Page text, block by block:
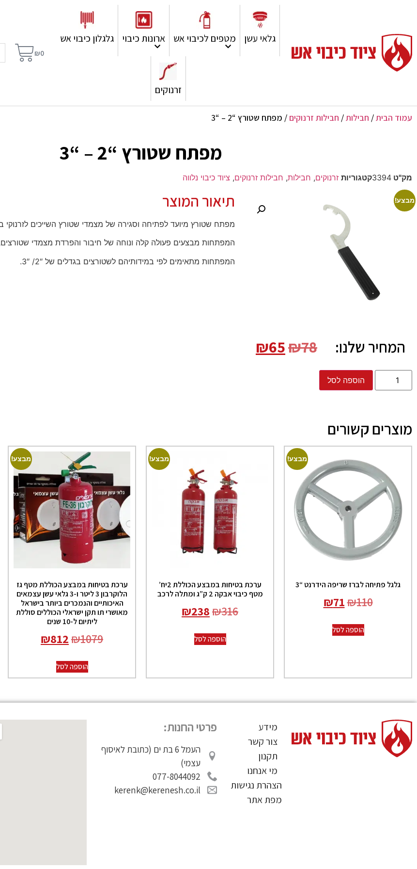
גלאי עשן מטפים לכיבוי אש ארונות כיבוי גלגלון כיבוי אש
זרנוקים
₪0
עמוד הבית/ חבילות/ חבילות זרנוקים / מפתח שטורץ “2 – “3
מפתח שטורץ “2 – “3
מק"ט 3394קטגוריות זרנוקים, חבילות, חבילות זרנוקים, ציוד כיבוי נלווה
מבצע!
המחיר שלנו: ₪78
₪65
הוספה לסל
תיאור המוצר
מפתח שטורץ מיועד לפתיחה וסגירה של מצמדי שטורץ השייכים לזרנוקי בד 2”/
המפתחות מבצעים פעולה קלה ונוחה של חיבור והפרדת מצמדי
המפתחות מתאימים לפי במידותיהם לשטורצים בגדלים של 2″/ 3″.
מוצרים קשורים
מבצע!
גלגל פתיחה לברז שריפה הידרנט “3
₪110
₪71
הוספה לסל
מבצע!
ערכת בטיחות במבצע הכוללת 2יח’
מטף כיבוי אבקה 2 ק”ג ומתלה לרכב
₪316
₪238
הוספה לסל
מבצע!
ערכת בטיחות במבצע הכוללת מטף גז
הלוקרבון 3 ליטר ו-3 גלאי עשן עצמאים
האיכותיים והנמכרים ביותר בישראל
מאושרי תו תקן ישראלי הכוללים סוללת
ליתיום ל-10 שנים
₪1079
₪812
הוספה לסל
מידע
צור קשר
תקנון
מי אנחנו
הצהרת נגישות
מפת אתר
פרטי החנות:
העמל 6 בת ים (כתובת לאיסוף
עצמי)
077-8044092
kerenk@kerenesh.co.il